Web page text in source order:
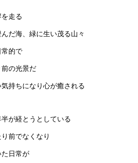
走る
だ海、緑に生い茂る山々
的で
の光景だ
持ちになり心が癒される
が経とうとしている
前でなくなり
日常が